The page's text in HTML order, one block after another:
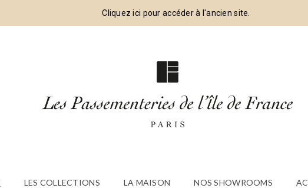
Cliquez ici pour accéder à l'ancien site.
LES COLLECTIONS LA MAISON NOS SHOWROOMS